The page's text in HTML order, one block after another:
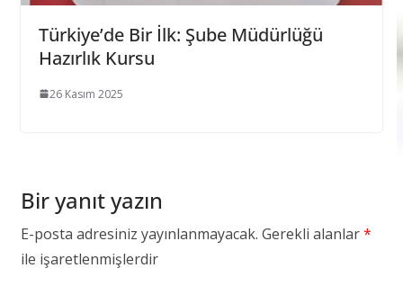
Türkiye’de Bir İlk: Şube Müdürlüğü
Hazırlık Kursu
26 Kasım 2025
Bir yanıt yazın
E-posta adresiniz yayınlanmayacak. Gerekli alanlar*
ile işaretlenmişlerdir